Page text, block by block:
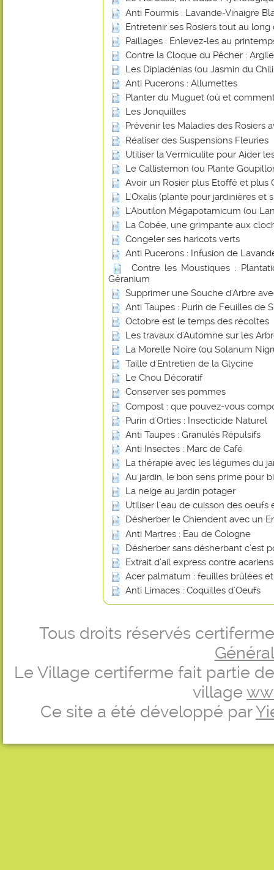
Anti Fourmis : Lavande-Vinaigre
Entretenir ses Rosiers tout au long
Paillages : Enlevez-les au
Contre la Cloque du Pêcher : Argile
Les Dipladénias (ou Jasmin du
Anti Pucerons : Allumettes
Planter du Muguet (où et
Les Jonquilles
Prévenir les Maladies des Rosiers
Réaliser des Suspensions Fleuries
Utiliser la Vermiculite pour Aider
Le Callistemon (ou Plante
Avoir un Rosier plus Etoffé et plus
L'Oxalis (plante pour jardinières et
L'Abutilon Mégapotamicum (ou
La Cobée, une grimpante aux
Congeler ses haricots verts
Anti Pucerons : Infusion de
Contre les Moustiques :
Géranium
Supprimer une Souche d'Arbre
Anti Taupes : Purin de Feuilles de
Octobre est le temps des récoltes
Les travaux d'Automne sur les
La Morelle Noire (ou Solanum
Taille d'Entretien de la Glycine
Le Chou Décoratif
Conserver ses pommes
Compost : que pouvez-vous
Purin d'Orties : Insecticide Naturel
Anti Taupes : Granulés Répulsifs
Anti Insectes : Marc de Café
La thérapie avec les légumes du
Au jardin, le bon sens prime pour
La neige au jardin potager
Utiliser l'eau de cuisson des oeufs
Désherber le Chiendent avec un
Anti Martres : Eau de Cologne
Désherber sans désherbant c’est
Extrait d’ail express contre
Acer palmatum : feuilles brûlées
Anti Limaces : Coquilles d'Oeufs
Tous droits réservés
Le Village certiferme fait partie
village
Ce site a été développé par